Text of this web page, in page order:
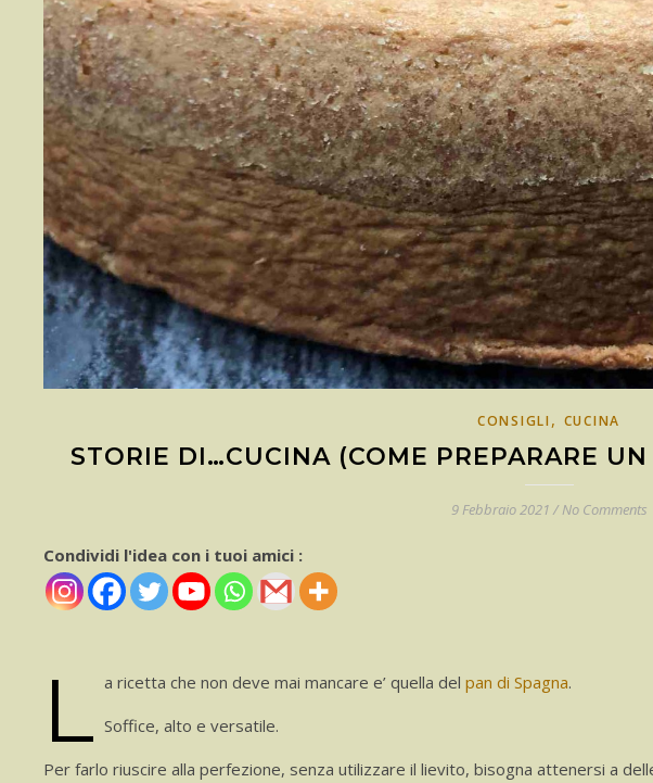
CONSIGLI, CUCINA
STORIE DI…CUCINA (COME PREPARARE
9 Febbraio 2021 / No Comments
Condividi l'idea con i tuoi amici :
L a ricetta che non deve mai mancare e’ quella del pan di Spagna.
Soffice, alto e versatile.
Per farlo riuscire alla perfezione, senza utilizzare il lievito, bisogna attenersi a